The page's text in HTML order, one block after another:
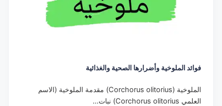
فوائد الملوخية وأضرارها الصحية والغذائية
الملوخية (Corchorus olitorius) مقدمة الملوخية (الاسم
العلمي Corchorus olitorius) نبات…